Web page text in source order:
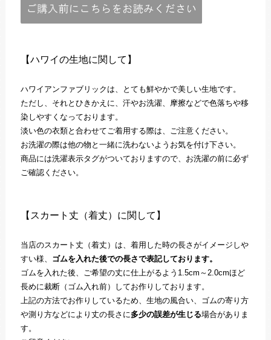
【ハワイの生地に関して】
ハワイアンファブリックは、とても鮮やかで美しい生地です。
ただし、それとひきかえに、汗やお洗濯、摩擦などで色落ちや移
染しやすくなっております。
淡い色の衣類と合わせてご着用する際は、ご注意ください。
お洗濯の際は他の物と一緒に洗わないようお気を付け下さい。
商品には洗濯表示タグがついておりますので、お洗濯の前に必ず
ご確認ください。
【スカート丈（着丈）に関して】
当店のスカート丈（着丈）は、着用した時の長さがイメージしや
すい様、 ゴムを入れた後での長さで表記しております。
ゴムを入れた後、ご希望の丈に仕上がるよう1.5cm～2.0cmほど
長めに裁断（ゴム入れ前）してお作りしております。
上記の方法でお作りしているため、生地の風合い、ゴムの寄り方
や測り方などにより丈の長さに多少の誤差が生じる場合がありま
す。